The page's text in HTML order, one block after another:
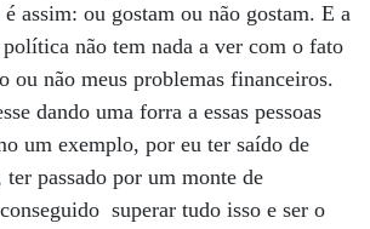
assim: ou gostam ou não gostam. E a
não tem nada a ver com o fato
ou não meus problemas financeiros.
dando uma forra a essas pessoas
um exemplo, por eu ter saído de
passado por um monte de
superar tudo isso e ser o